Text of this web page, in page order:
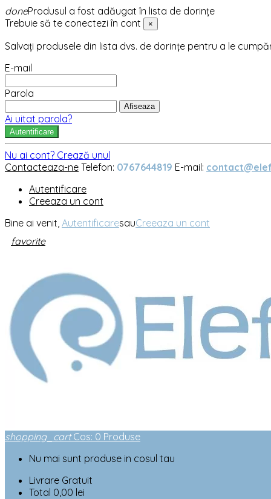
doneProdusul a fost adăugat în lista de dorințe
Trebuie să te conectezi în cont
×
Salvați produsele din lista dvs. de dorințe pentru a le
E-mail
Parola
Afiseaza
Ai uitat parola?
Autentificare
Nu ai cont? Crează unul
Contacteaza-ne Telefon: 0767644819 E-mail:
Autentificare
Creeaza un cont
Bine ai venit, AutentificaresauCreeaza un cont
favorite
shopping_cart Cos: 0 Produse
Nu mai sunt produse in cosul tau
Livrare Gratuit
Total 0,00 lei